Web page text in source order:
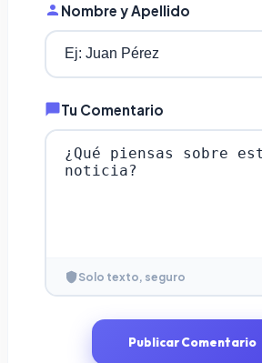
Nombre y Apellido
Tu Comentario
Solo texto, seguro
Publicar Comentario